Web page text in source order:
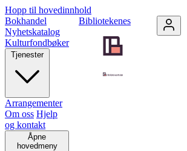
Hopp til hovedinnhold
Bibliotekenes
Bokhandel
Nyhetskatalog
Kulturfondbøker
Tjenester
Arrangementer
Om oss Hjelp
og kontakt
Åpne
hovedmeny